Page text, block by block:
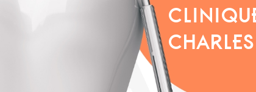
CHARLES